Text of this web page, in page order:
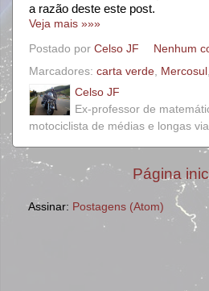
a razão deste este post.
Veja mais »»»
Postado por Celso JF
Nenhum
Marcadores: carta verde, Mercosul ,
Celso JF
Ex-professor de
motociclista de médias e longas
Página
Assinar: Postagens (Atom)